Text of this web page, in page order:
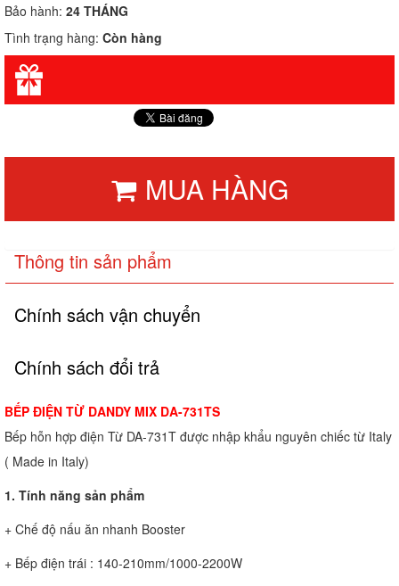
Bảo hành: 24 THÁNG
Tình trạng hàng: Còn hàng
MUA HÀNG
Thông tin sản phẩm
Chính sách vận chuyển
Chính sách đổi trả
BẾP ĐIỆN TỪ DANDY MIX DA-731TS
Bếp hỗn hợp điện Từ DA-731T được nhập khẩu nguyên chiếc từ Italy
( Made in Italy)
1. Tính năng sản phẩm
+ Chế độ nấu ăn nhanh Booster
+ Bếp điện trái : 140-210mm/1000-2200W